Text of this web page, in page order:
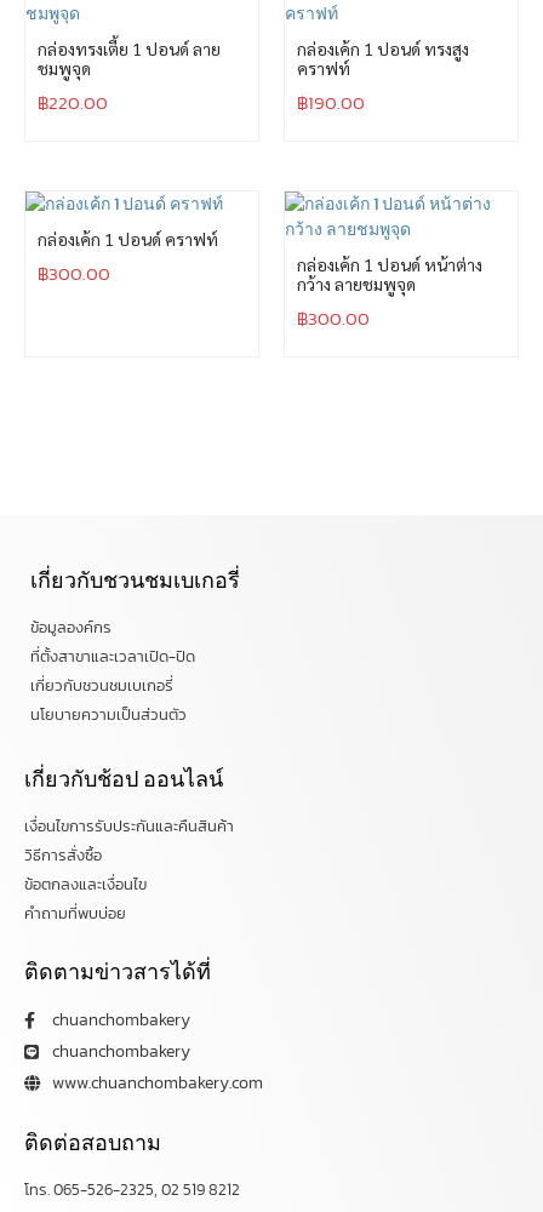
กล่องทรงเตี้ย 1 ปอนด์ ลาย
ชมพูจุด
฿220.00
กล่องเค้ก 1 ปอนด์ ทรงสูง
คราฟท์
฿190.00
กล่องเค้ก 1 ปอนด์ คราฟท์
฿300.00
กล่องเค้ก 1 ปอนด์ หน้าต่าง
กว้าง ลายชมพูจุด
฿300.00
เกี่ยวกับชวนชมเบเกอรี่
ข้อมูลองค์กร
ที่ตั้งสาขาและเวลาเปิด-ปิด
เกี่ยวกับชวนชมเบเกอรี่
นโยบายความเป็นส่วนตัว
เกี่ยวกับช้อป ออนไลน์
เงื่อนไขการรับประกันและคืนสินค้า
วิธีการสั่งซื้อ
ข้อตกลงและเงื่อนไข
คำถามที่พบบ่อย
ติดตามข่าวสารได้ที่
chuanchombakery
chuanchombakery
www.chuanchombakery.com
ติดต่อสอบถาม
โทร. 065-526-2325, 02 519 8212